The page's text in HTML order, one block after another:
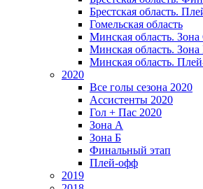
Брестская область.
Гомельская область
Минская область. Зона
Минская область.
Минская область.
2020
Все голы сезона 2020
Ассистенты 2020
Гол + Пас 2020
Зона А
Зона Б
Финальный этап
Плей-офф
2019